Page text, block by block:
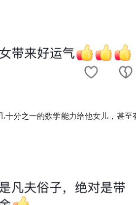
分之一的数学能力给他女儿，甚至